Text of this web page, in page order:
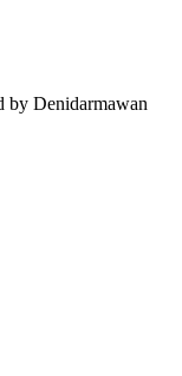
by Denidarmawan